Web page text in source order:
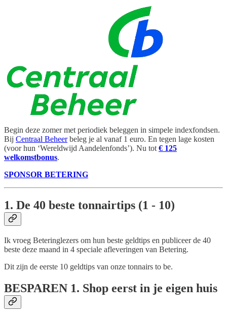
Begin deze zomer met periodiek beleggen in simpele indexfondsen.
Bij Centraal Beheerbeleg je al vanaf 1 euro. En tegen lage kosten
(voor hun ‘Wereldwijd Aandelenfonds’). Nu tot € 125
welkomstbonus.
SPONSOR BETERING
1. De 40 beste tonnairtips (1 - 10)
Ik vroeg Beteringlezers om hun beste geldtips en publiceer de 40
beste deze maand in 4 speciale afleveringen van Betering.
Dit zijn de eerste 10 geldtips van onze tonnairs to be.
BESPAREN 1. Shop eerst in je eigen huis